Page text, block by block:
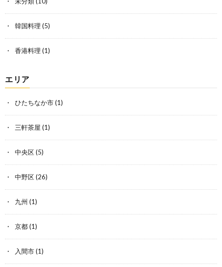
韓国料理 (5)
香港料理 (1)
エリア
ひたちなか市(1)
三軒茶屋 (1)
中央区(5)
中野区(26)
九州 (1)
京都(1)
入間市(1)